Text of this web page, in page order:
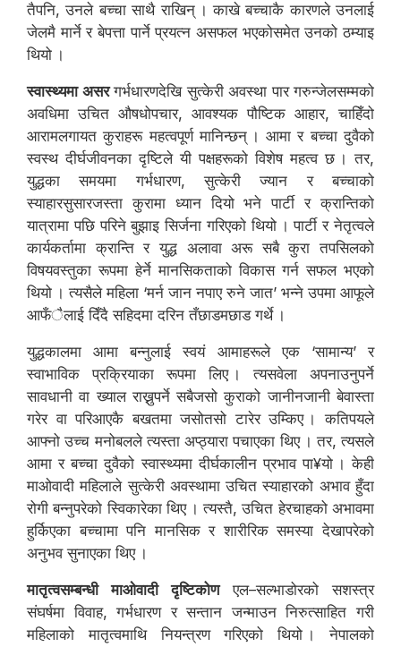
तैपनि, उनले बच्चा साथै राखिन् । काखे बच्चाकै कारणले उनलाई
जेलमै मार्ने र बेपत्ता पार्ने प्रयत्न असफल भएकोसमेत उनको ठम्याइ
थियो ।
स्वास्थ्यमा असरगर्भधारणदेखि सुत्केरी अवस्था पार गरुन्जेलसम्मको
अवधिमा उचित औषधोपचार, आवश्यक पौष्टिक आहार, चाहिँदो
आरामलगायत कुराहरू महत्वपूर्ण मानिन्छन् । आमा र बच्चा दुवैको
स्वस्थ दीर्घजीवनका दृष्टिले यी पक्षहरूको विशेष महत्व छ । तर,
युद्धका समयमा गर्भधारण, सुत्केरी ज्यान र बच्चाको
स्याहारसुसारजस्ता कुरामा ध्यान दियो भने पार्टी र क्रान्तिको
यात्रामा पछि परिने बुझाइ सिर्जना गरिएको थियो । पार्टी र नेतृत्वले
कार्यकर्तामा क्रान्ति र युद्ध अलावा अरू सबै कुरा तपसिलको
विषयवस्तुका रूपमा हेर्ने मानसिकताको विकास गर्न सफल भएको
थियो । त्यसैले महिला ‘मर्न जान नपाए रुने जात’ भन्ने उपमा आफूले
आफँैलाई दिँदै सहिदमा दरिन तँछाडमछाड गर्थे ।
युद्धकालमा आमा बन्नुलाई स्वयं आमाहरूले एक ‘सामान्य’ र
स्वाभाविक प्रक्रियाका रूपमा लिए । त्यसवेला अपनाउनुपर्ने
सावधानी वा ख्याल राख्नुपर्ने सबैजसो कुराको जानीनजानी बेवास्ता
गरेर वा परिआएकै बखतमा जसोतसो टारेर उम्किए । कतिपयले
आफ्नो उच्च मनोबलले त्यस्ता अप्ठ्यारा पचाएका थिए । तर, त्यसले
आमा र बच्चा दुवैको स्वास्थ्यमा दीर्घकालीन प्रभाव पा¥यो । केही
माओवादी महिलाले सुत्केरी अवस्थामा उचित स्याहारको अभाव हुँदा
रोगी बन्नुपरेको स्विकारेका थिए । त्यस्तै, उचित हेरचाहको अभावमा
हुर्किएका बच्चामा पनि मानसिक र शारीरिक समस्या देखापरेको
अनुभव सुनाएका थिए ।
मातृत्वसम्बन्धी माओवादी दृष्टिकोणएल–सल्भाडोरको सशस्त्र
संघर्षमा विवाह, गर्भधारण र सन्तान जन्माउन निरुत्साहित गरी
महिलाको मातृत्वमाथि नियन्त्रण गरिएको थियो । नेपालको